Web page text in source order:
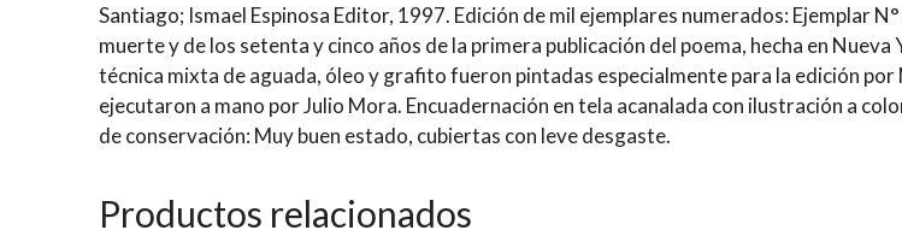
Santiago; Ismael Espinosa Editor, 1997. Edición de mil ejemplares numerados: Ejemplar
muerte y de los setenta y cinco años de la primera publicación del poema, hecha en
técnica mixta de aguada, óleo y grafito fueron pintadas especialmente para la edición
ejecutaron a mano por Julio Mora. Encuadernación en tela acanalada con ilustración a
de conservación: Muy buen estado, cubiertas con leve desgaste.
Productos relacionados